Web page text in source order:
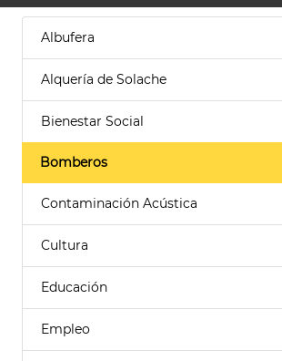
Albufera
Alquería de Solache
Bienestar Social
Bomberos
Contaminación Acústica
Cultura
Educación
Empleo